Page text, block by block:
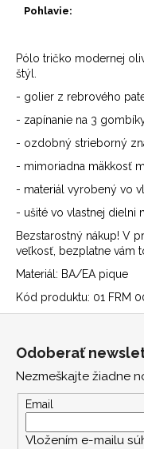
Pohlavie:
Pólo tričko modernej
štýl.
- golier z rebrového
- zapínanie na 3
- ozdobný strieborný
- mimoriadna mäkkosť
- materiál vyrobený vo
- ušité vo vlastnej dielni
Bezstarostný nákup! V
veľkosť, bezplatne vám
Materiál: BA/EA pique
Kód produktu: 01 FRM
Odoberať
Nezmeškajte žiadne
Email
Vložením e-mailu